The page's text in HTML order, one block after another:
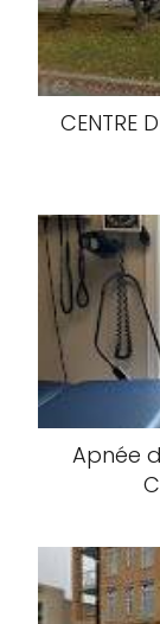
CENTRE
Apnée